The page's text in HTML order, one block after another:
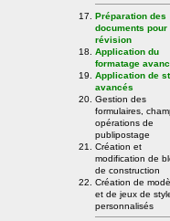
Préparation des
documents pour
révision
Application du
formatage
Application de
avancés
Gestion des
formulaires,
opérations de
publipostage
Création et
modification de
de construction
Création de
et de jeux de
personnalisés